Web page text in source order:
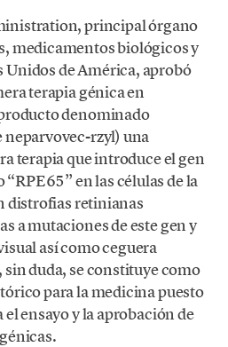
principal órgano
medicamentos biológicos y
Unidos de América, aprobó
terapia génica en
denominado
rzyl) una
terapia que introduce el gen
en las células de la
distrofias retinianas
a mutaciones de este gen y
así como ceguera
duda, se constituye como
para la medicina puesto
el ensayo y la aprobación de